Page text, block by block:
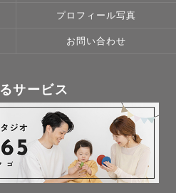
プロフィール写真
お問い合わせ
サービス